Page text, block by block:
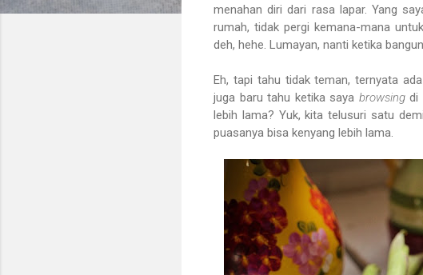
menahan diri dari rasa lapar. Yang
rumah, tidak pergi kemana-mana
deh, hehe. Lumayan, nanti ketika
Eh, tapi tahu tidak teman, ternyata
juga baru tahu ketika saya browsingdi
lebih lama? Yuk, kita telusuri satu
puasanya bisa kenyang lebih lama.